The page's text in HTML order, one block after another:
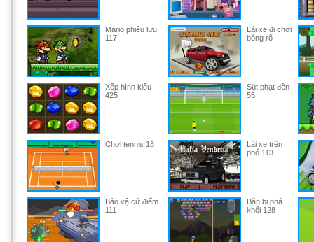
Mario phiêu lưu
117
Lái xe đi chơi
bóng rổ
Xếp hình kiểu
425
Sút phạt đền
55
Chơi tennis 18
Lái xe trên
phố 113
Bảo vệ cứ điểm
111
Bắn bi phá
khối 128